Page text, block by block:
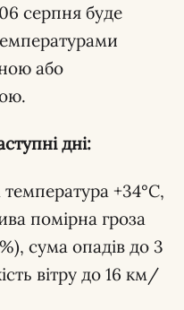
серпня буде
або
дні:
+34°С,
помірна гроза
сума опадів до 3
вітру до 16 км/